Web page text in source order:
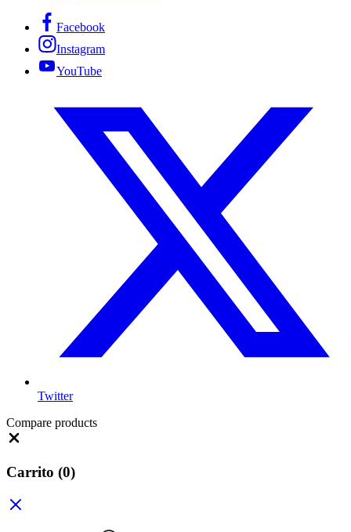
Facebook
Instagram
YouTube
Twitter
Compare products
Carrito (0)